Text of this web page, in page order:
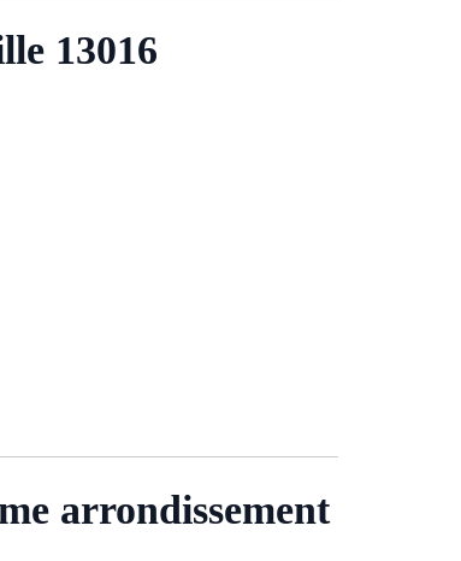
13016
arrondissement